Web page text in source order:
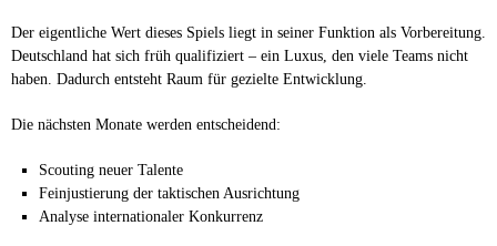
Der eigentliche Wert dieses Spiels liegt in seiner Funktion als Vorbereitung.
Deutschland hat sich früh qualifiziert – ein Luxus, den viele Teams nicht
haben. Dadurch entsteht Raum für gezielte Entwicklung.
Die nächsten Monate werden entscheidend:
Scouting neuer Talente
Feinjustierung der taktischen Ausrichtung
Analyse internationaler Konkurrenz